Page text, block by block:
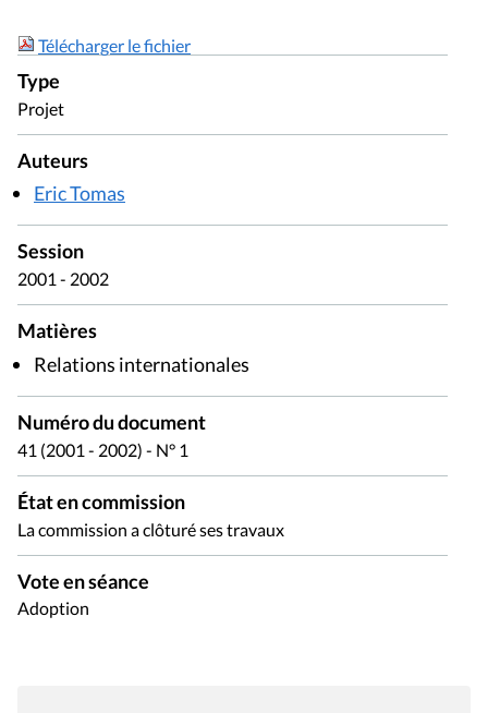
Télécharger le fichier
Type
Projet
Auteurs
Eric Tomas
Session
2001 - 2002
Matières
Relations internationales
Numéro du document
41 (2001 - 2002) - N° 1
État en commission
La commission a clôturé ses travaux
Vote en séance
Adoption